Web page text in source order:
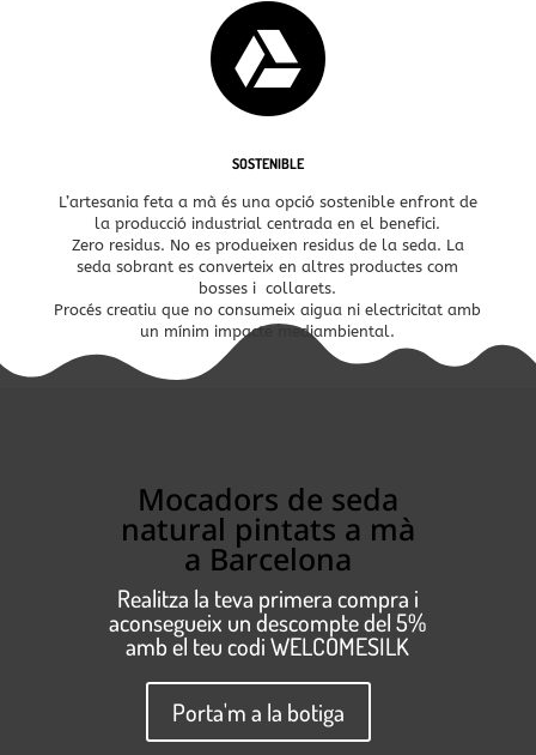

SOSTENIBLE
L’artesania feta a mà és una opció sostenible enfront de
la producció industrial centrada en el benefici.
Zero residus. No es produeixen residus de la seda. La
seda sobrant es converteix en altres productes com
bosses i collarets.
Procés creatiu que no consumeix aigua ni electricitat amb
un mínim impacte mediambiental.
Mocadors de seda
natural pintats a mà
a Barcelona
Realitza la teva primera compra i
aconsegueix un descompte del 5%
amb el teu codi WELCOMESILK
Porta'm a la botiga